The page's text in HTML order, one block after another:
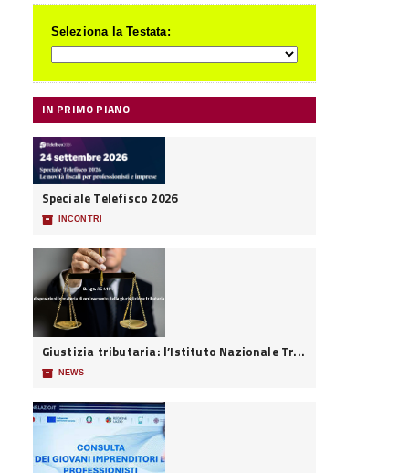
Seleziona la Testata:
IN PRIMO PIANO
Speciale Telefisco 2026
📦 INCONTRI
Giustizia tributaria: l’Istituto Nazionale Tr...
📦 NEWS